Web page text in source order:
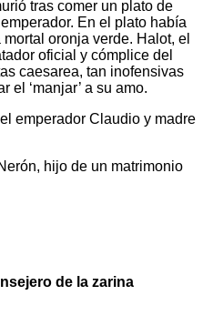
tras comer un plato de
En el plato había
oronja verde. Halot, el
oficial y cómplice del
caesarea, tan inofensivas
el ‘manjar’ a su amo.
emperador Claudio y madre
hijo de un matrimonio
de la zarina